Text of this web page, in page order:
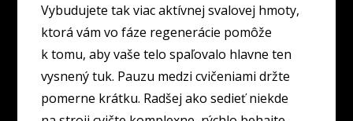
Vybudujete tak viac aktívnej svalovej hmoty,
ktorá vám vo fáze regenerácie pomôže
k tomu, aby vaše telo spaľovalo hlavne ten
vysnený tuk. Pauzu medzi cvičeniami držte
pomerne krátku. Radšej ako sedieť niekde